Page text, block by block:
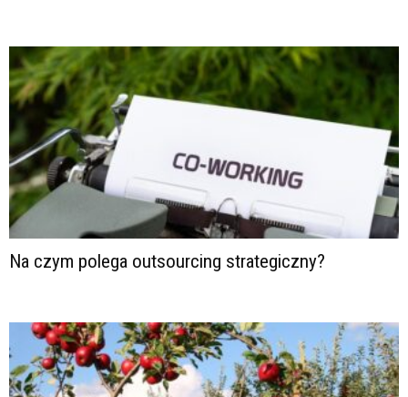
Na czym polega outsourcing strategiczny?